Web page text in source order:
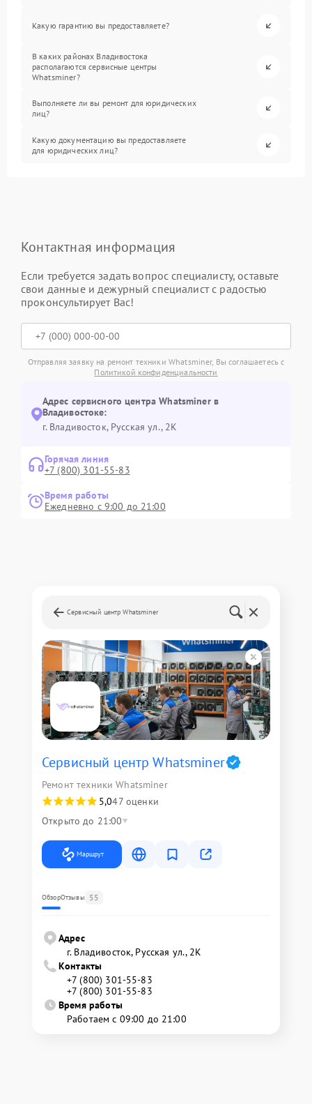
Какую гарантию вы предоставляете?
В каких районах Владивостока
располагаются сервисные центры
Whatsminer?
Выполняете ли вы ремонт для юридических
лиц?
Какую документацию вы предоставляете
для юридических лиц?
Контактная информация
Если требуется задать вопрос специалисту, оставьте
свои данные и дежурный специалист с радостью
проконсультирует Вас!
Отправляя заявку на ремонт техники Whatsminer, Вы соглашаетесь с
Политикой конфиденциальности
Адрес сервисного центра Whatsminer в
Владивостоке:
г. Владивосток, Русская ул., 2К
Горячая линия
+7 (800) 301-55-83
Время работы
Ежедневно с 9:00 до 21:00
Сервисный центр Whatsminer
Сервисный центр Whatsminer
Ремонт техники Whatsminer
5,047 оценки
Открыто до 21:00
Маршрут
ОбзорОтзывы 55
Адрес
г. Владивосток, Русская ул., 2К
Контакты
+7 (800) 301-55-83
+7 (800) 301-55-83
Время работы
Работаем с 09:00 до 21:00